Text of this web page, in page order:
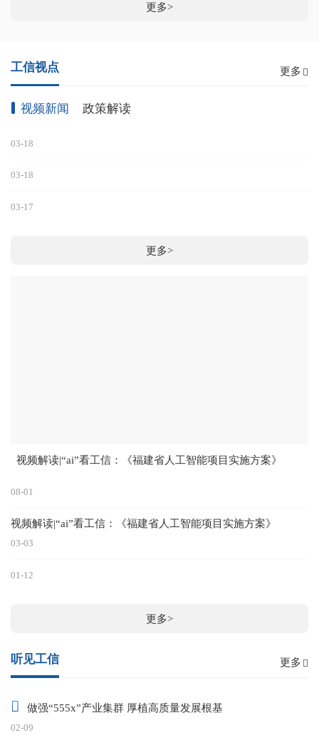
更多>
工信视点 更多
视频新闻 政策解读
03-18
03-18
03-17
更多>
视频解读|“ai”看工信：《福建省人工智能项目实施方案》
08-01
视频解读|“ai”看工信：《福建省人工智能项目实施方案》
03-03
01-12
更多>
听见工信 更多
做强“555x”产业集群 厚植高质量发展根基
02-09